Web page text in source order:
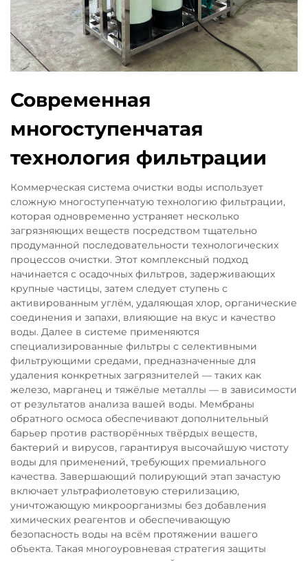
Современная
многоступенчатая
технология фильтрации
Коммерческая система очистки воды использует
сложную многоступенчатую технологию фильтрации,
которая одновременно устраняет несколько
загрязняющих веществ посредством тщательно
продуманной последовательности технологических
процессов очистки. Этот комплексный подход
начинается с осадочных фильтров, задерживающих
крупные частицы, затем следует ступень с
активированным углём, удаляющая хлор, органические
соединения и запахи, влияющие на вкус и качество
воды. Далее в системе применяются
специализированные фильтры с селективными
фильтрующими средами, предназначенные для
удаления конкретных загрязнителей — таких как
железо, марганец и тяжёлые металлы — в зависимости
от результатов анализа вашей воды. Мембраны
обратного осмоса обеспечивают дополнительный
барьер против растворённых твёрдых веществ,
бактерий и вирусов, гарантируя высочайшую чистоту
воды для применений, требующих премиального
качества. Завершающий полирующий этап зачастую
включает ультрафиолетовую стерилизацию,
уничтожающую микроорганизмы без добавления
химических реагентов и обеспечивающую
безопасность воды на всём протяжении вашего
объекта. Такая многоуровневая стратегия защиты